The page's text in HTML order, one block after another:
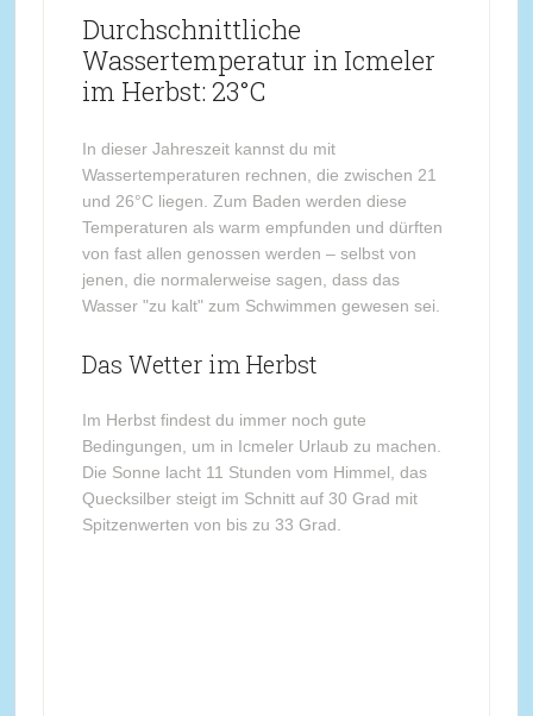
Durchschnittliche
Wassertemperatur in Icmeler
im Herbst: 23°C
In dieser Jahreszeit kannst du mit
Wassertemperaturen rechnen, die zwischen 21
und 26°C liegen. Zum Baden werden diese
Temperaturen als warm empfunden und dürften
von fast allen genossen werden – selbst von
jenen, die normalerweise sagen, dass das
Wasser "zu kalt" zum Schwimmen gewesen sei.
Das Wetter im Herbst
Im Herbst findest du immer noch gute
Bedingungen, um in Icmeler Urlaub zu machen.
Die Sonne lacht 11 Stunden vom Himmel, das
Quecksilber steigt im Schnitt auf 30 Grad mit
Spitzenwerten von bis zu 33 Grad.